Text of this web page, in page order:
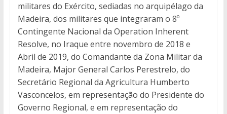
militares do Exército, sediadas no arquipélago da
Madeira, dos militares que integraram o 8º
Contingente Nacional da Operation Inherent
Resolve, no Iraque entre novembro de 2018 e
Abril de 2019, do Comandante da Zona Militar da
Madeira, Major General Carlos Perestrelo, do
Secretário Regional da Agricultura Humberto
Vasconcelos, em representação do Presidente do
Governo Regional, e em representação do